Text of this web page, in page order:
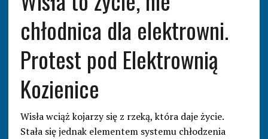
chłodnica dla elektrowni.
Protest pod Elektrownią
Kozienice
Wisła wciąż kojarzy się z rzeką, która daje życie.
Stała się jednak elementem systemu chłodzenia